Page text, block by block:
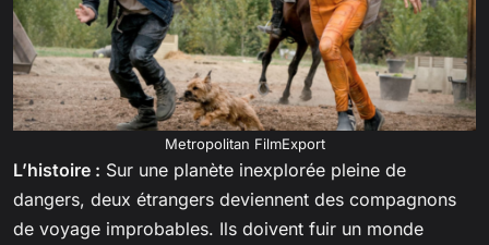
Metropolitan FilmExport
L’histoire : Sur une planète inexplorée pleine de
dangers, deux étrangers deviennent des compagnons
de voyage improbables. Ils doivent fuir un monde